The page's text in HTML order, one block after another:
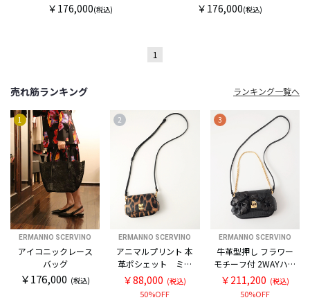
￥176,000(税込) ￥176,000(税込)
1
売れ筋ランキング ランキング一覧へ
1
ERMANNO SCERVINO
アイコニックレース
バッグ
￥176,000 (税込)
2
ERMANNO SCERVINO
アニマルプリント 本
革ポシェット ミニ
バッグ
￥88,000 (税込)
50%OFF
3
ERMANNO SCERVINO
牛革型押し フラワー
モチーフ付 2WAYハン
ドバッグ
￥211,200 (税込)
50%OFF